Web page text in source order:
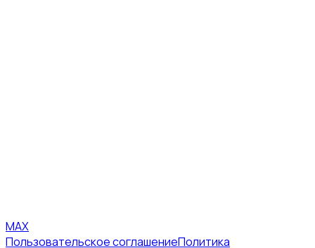
MAX
Пользовательское соглашениеПолитика